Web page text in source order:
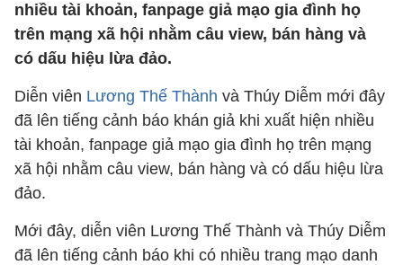
nhiều tài khoản, fanpage giả mạo gia đình họ
trên mạng xã hội nhằm câu view, bán hàng và
có dấu hiệu lừa đảo.
Diễn viên Lương Thế Thành và Thúy Diễm mới đây
đã lên tiếng cảnh báo khán giả khi xuất hiện nhiều
tài khoản, fanpage giả mạo gia đình họ trên mạng
xã hội nhằm câu view, bán hàng và có dấu hiệu lừa
đảo.
Mới đây, diễn viên Lương Thế Thành và Thúy Diễm
đã lên tiếng cảnh báo khi có nhiều trang mạo danh